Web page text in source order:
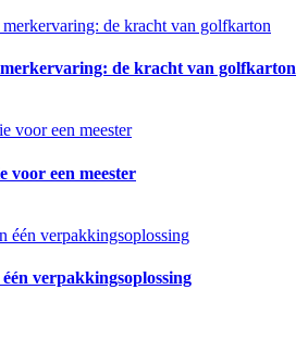
de kracht van golfkarton
voor een meester
verpakkingsoplossing